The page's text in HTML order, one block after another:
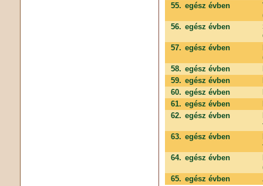
55. egész évben
56. egész évben
57. egész évben
58. egész évben
59. egész évben
60. egész évben
61. egész évben
62. egész évben
63. egész évben
64. egész évben
65. egész évben